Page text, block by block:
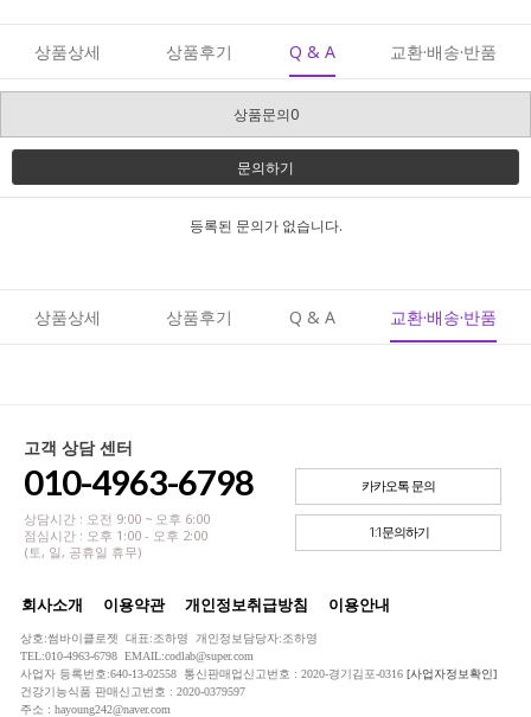
상품상세 상품후기 Q & A 교환·배송·반품
상품문의0
문의하기
등록된 문의가 없습니다.
상품상세 상품후기 Q & A 교환·배송·반품
고객 상담 센터
010-4963-6798
상담시간 : 오전 9:00 ~ 오후 6:00
점심시간 : 오후 1:00 - 오후 2:00
(토, 일, 공휴일 휴무)
카카오톡 문의
1:1문의하기
회사소개 이용약관 개인정보취급방침 이용안내
상호:썸바이클로젯 대표:조하영 개인정보담당자:조하영
TEL:010-4963-6798 EMAIL:codlab@super.com
사업자 등록번호:640-13-02558 통신판매업신고번호 : 2020-경기김포-0316 [사업자정보확인]
건강기능식품 판매신고번호 : 2020-0379597
주소 : hayoung242@naver.com